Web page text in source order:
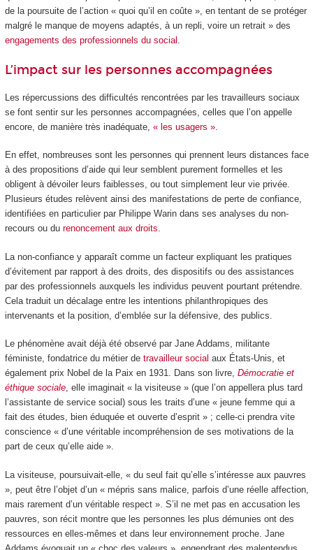
de la poursuite de l’action « quoi qu’il en coûte », en tentant de se protéger
malgré le manque de moyens adaptés, à un repli, voire un retrait » des
engagements des professionnels du social
L’impact sur les personnes accompagnées
Les répercussions des difficultés rencontrées par les travailleurs sociaux
se font sentir sur les personnes accompagnées, celles que l’on appelle
encore, de manière très inadéquate, « les usagers ».
En effet, nombreuses sont les personnes qui prennent leurs distances face
à des propositions d’aide qui leur semblent purement formelles et les
obligent à dévoiler leurs faiblesses, ou tout simplement leur vie privée.
Plusieurs études relèvent ainsi des manifestations de perte de confiance,
identifiées en particulier par Philippe Warin dans ses analyses du non-
recours ou du renoncement aux droits.
La non-confiance y apparaît comme un facteur expliquant les pratiques
d’évitement par rapport à des droits, des dispositifs ou des assistances
par des professionnels auxquels les individus peuvent pourtant prétendre.
Cela traduit un décalage entre les intentions philanthropiques des
intervenants et la position, d’emblée sur la défensive, des publics.
Le phénomène avait déjà été observé par Jane Addams, militante
féministe, fondatrice du métier de travailleur social aux États-Unis, et
également prix Nobel de la Paix en 1931. Dans son livre, Démocratie et
éthique sociale, elle imaginait « la visiteuse » (que l’on appellera plus tard
l’assistante de service social) sous les traits d’une « jeune femme qui a
fait des études, bien éduquée et ouverte d’esprit » ; celle-ci prendra vite
conscience « d’une véritable incompréhension de ses motivations de la
part de ceux qu’elle aide ».
La visiteuse, poursuivait-elle, « du seul fait qu’elle s’intéresse aux pauvres
», peut être l’objet d’un « mépris sans malice, parfois d’une réelle affection,
mais rarement d’un véritable respect ». S’il ne met pas en accusation les
pauvres, son récit montre que les personnes les plus démunies ont des
ressources en elles-mêmes et dans leur environnement proche. Jane